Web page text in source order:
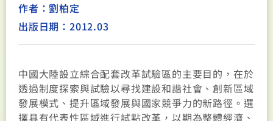
作者：劉柏定
出版日期：2012.03
中國大陸設立綜合配套改革試驗區的主要目的，在於
透過制度探索與試驗以尋找建設和諧社會、創新區域
發展模式、提升區域發展與國家競爭力的新路徑。選
擇具有代表性區域進行試點改革，以期為整體經濟、